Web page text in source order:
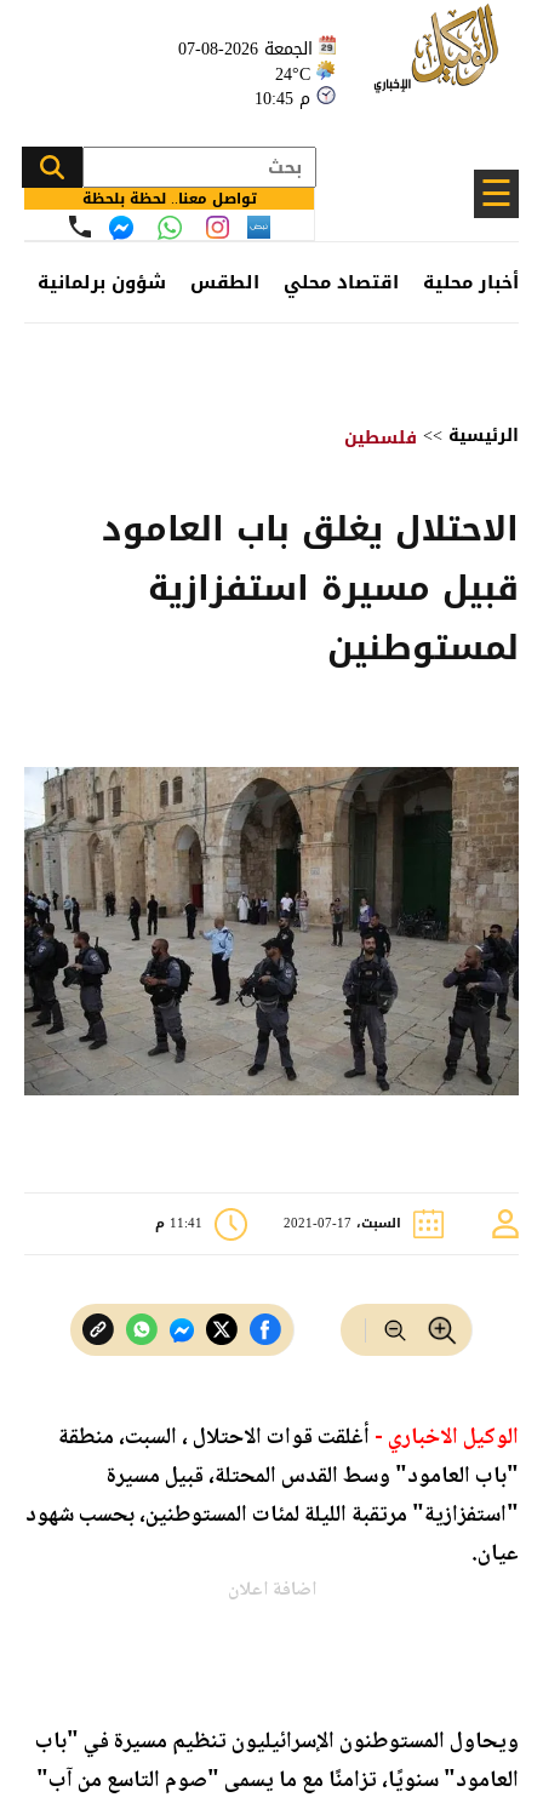
الجمعة 2026-08-07
24°C
10:45 م
☰ تواصل معنا.. لحظة بلحظة
أخبار محلية اقتصاد محلي الطقس شؤون برلمانية
الرئيسية >> فلسطين
الاحتلال يغلق باب العامود
قبيل مسيرة استفزازية
لمستوطنين
السبت، 17-07-2021 11:41 م
الوكيل الاخباري -أغلقت قوات الاحتلال ، السبت، منطقة
"باب العامود" وسط القدس المحتلة، قبيل مسيرة
"استفزازية" مرتقبة الليلة لمئات المستوطنين، بحسب شهود
عيان.
اضافة اعلان
ويحاول المستوطنون الإسرائيليون تنظيم مسيرة في "باب
العامود" سنويًا، تزامنًا مع ما يسمى "صوم التاسع من آب"